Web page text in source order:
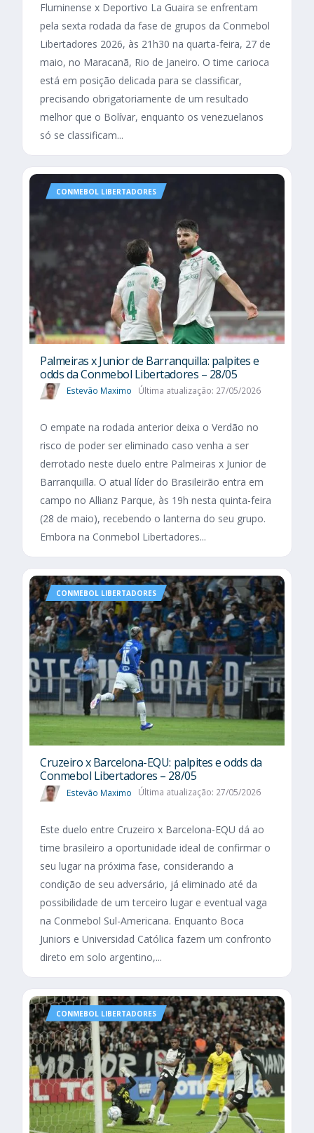
Fluminense x Deportivo La Guaira se enfrentam
pela sexta rodada da fase de grupos da Conmebol
Libertadores 2026, às 21h30 na quarta-feira, 27 de
maio, no Maracanã, Rio de Janeiro. O time carioca
está em posição delicada para se classificar,
precisando obrigatoriamente de um resultado
melhor que o Bolívar, enquanto os venezuelanos
só se classificam...
CONMEBOL LIBERTADORES
Palmeiras x Junior de Barranquilla: palpites e
odds da Conmebol Libertadores – 28/05
Estevão Maximo Última atualização: 27/05/2026
O empate na rodada anterior deixa o Verdão no
risco de poder ser eliminado caso venha a ser
derrotado neste duelo entre Palmeiras x Junior de
Barranquilla. O atual líder do Brasileirão entra em
campo no Allianz Parque, às 19h nesta quinta-feira
(28 de maio), recebendo o lanterna do seu grupo.
Embora na Conmebol Libertadores...
CONMEBOL LIBERTADORES
Cruzeiro x Barcelona-EQU: palpites e odds da
Conmebol Libertadores – 28/05
Estevão Maximo Última atualização: 27/05/2026
Este duelo entre Cruzeiro x Barcelona-EQU dá ao
time brasileiro a oportunidade ideal de confirmar o
seu lugar na próxima fase, considerando a
condição de seu adversário, já eliminado até da
possibilidade de um terceiro lugar e eventual vaga
na Conmebol Sul-Americana. Enquanto Boca
Juniors e Universidad Católica fazem um confronto
direto em solo argentino,...
CONMEBOL LIBERTADORES